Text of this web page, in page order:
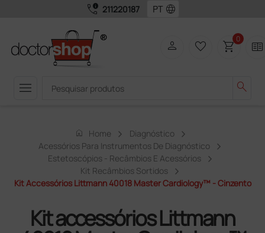
call_quality 211220187 language
menu search
person favorite_border shopping_cart0 two_pager
home Home
Diagnóstico
Acessórios Para Instrumentos De Diagnóstico
Estetoscópios - Recâmbios E Acessórios
Kit Recâmbios Sortidos
Kit Accessórios Littmann 40018 Master Cardiology™ - Cinzento
Kit accessórios Littmann